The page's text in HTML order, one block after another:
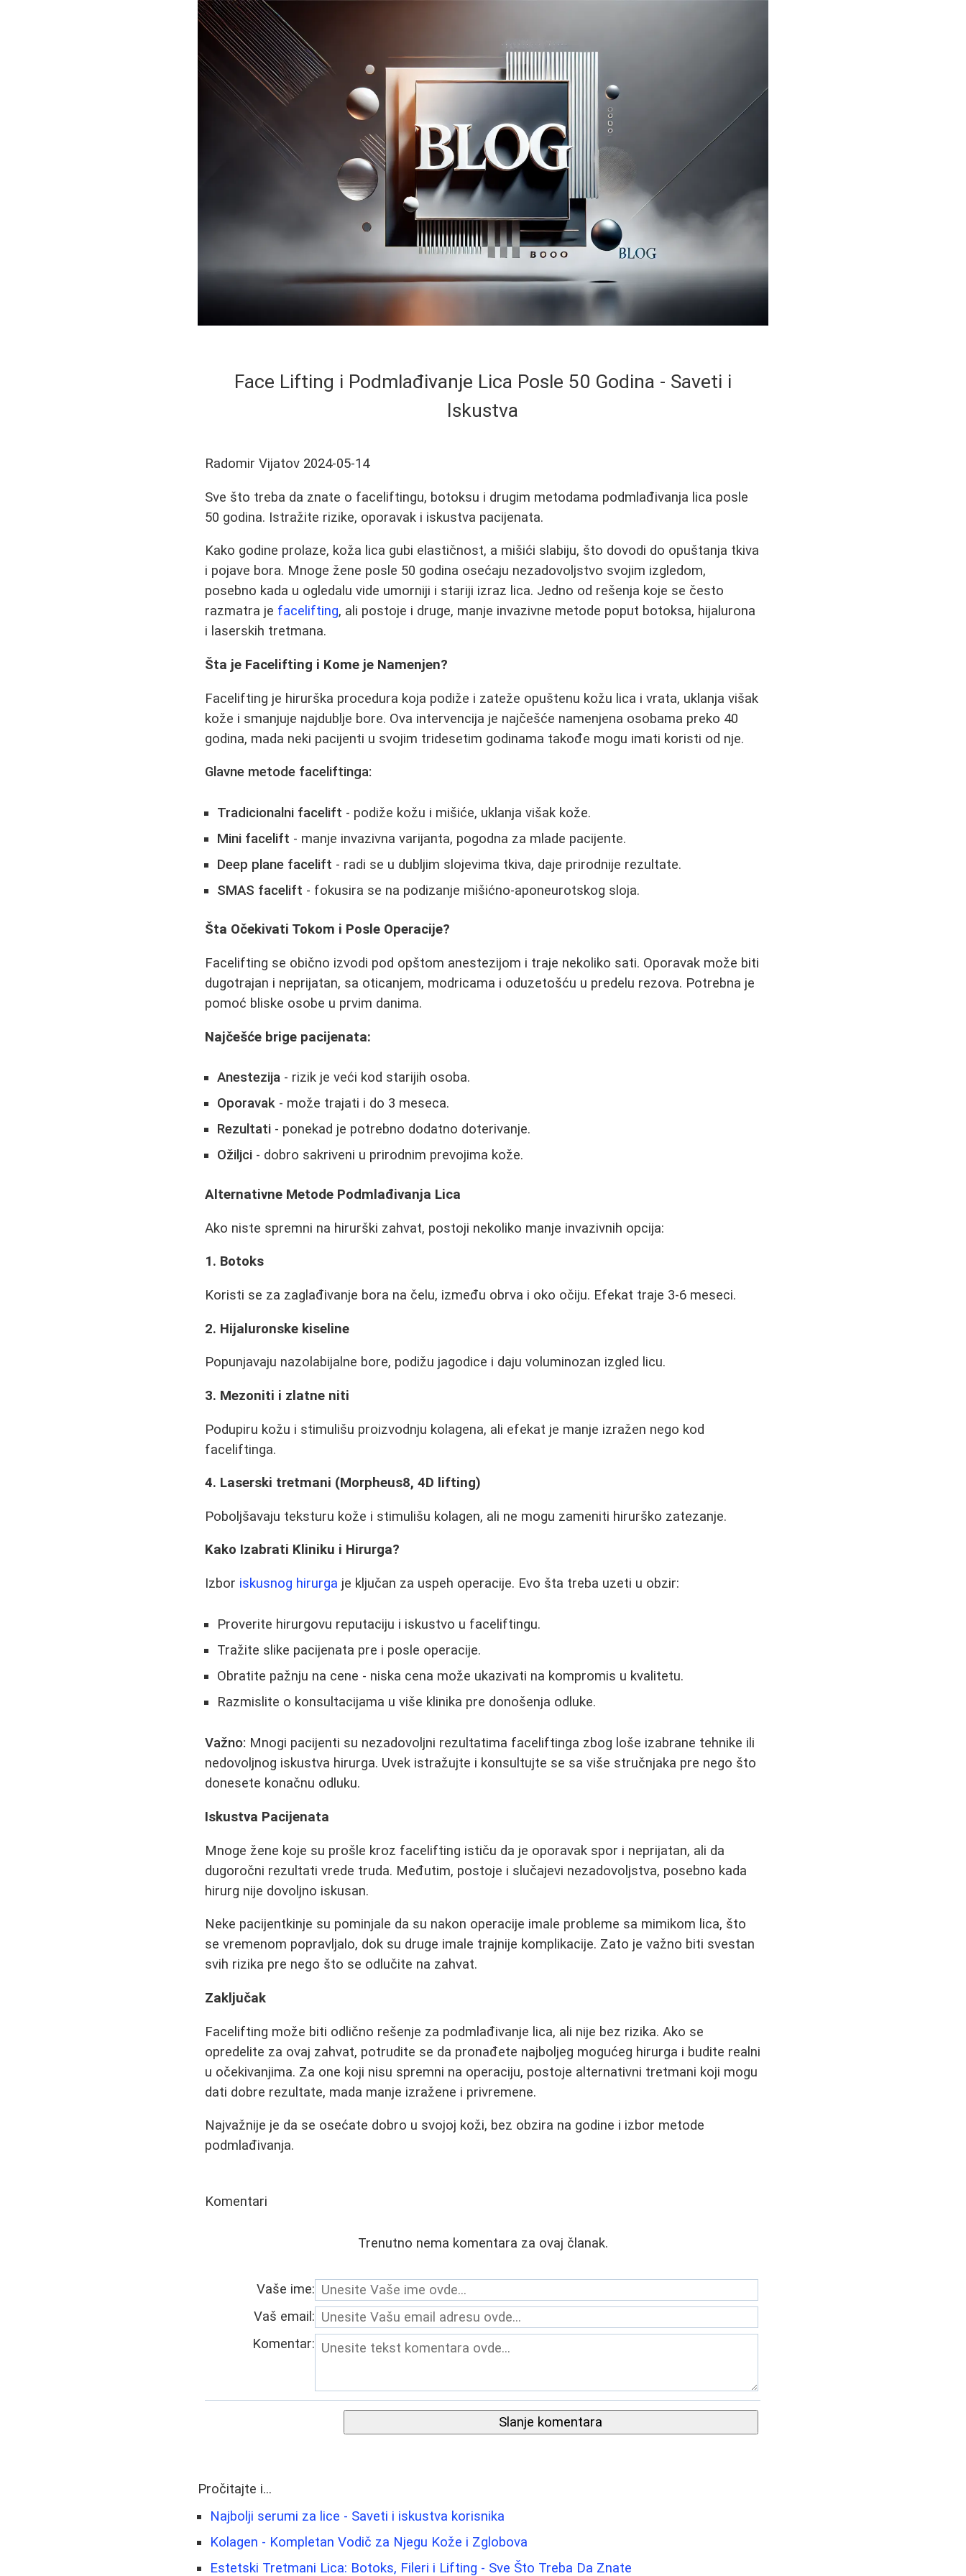
Face Lifting i Podmlađivanje Lica Posle 50 Godina - Saveti i
Iskustva
Radomir Vijatov 2024-05-14
Sve što treba da znate o faceliftingu, botoksu i drugim metodama podmlađivanja lica posle
50 godina. Istražite rizike, oporavak i iskustva pacijenata.
Kako godine prolaze, koža lica gubi elastičnost, a mišići slabiju, što dovodi do opuštanja tkiva
i pojave bora. Mnoge žene posle 50 godina osećaju nezadovoljstvo svojim izgledom,
posebno kada u ogledalu vide umorniji i stariji izraz lica. Jedno od rešenja koje se često
razmatra je facelifting, ali postoje i druge, manje invazivne metode poput botoksa, hijalurona
i laserskih tretmana.
Šta je Facelifting i Kome je Namenjen?
Facelifting je hirurška procedura koja podiže i zateže opuštenu kožu lica i vrata, uklanja višak
kože i smanjuje najdublje bore. Ova intervencija je najčešće namenjena osobama preko 40
godina, mada neki pacijenti u svojim tridesetim godinama takođe mogu imati koristi od nje.
Glavne metode faceliftinga:
Tradicionalni facelift - podiže kožu i mišiće, uklanja višak kože.
Mini facelift - manje invazivna varijanta, pogodna za mlade pacijente.
Deep plane facelift - radi se u dubljim slojevima tkiva, daje prirodnije rezultate.
SMAS facelift - fokusira se na podizanje mišićno-aponeurotskog sloja.
Šta Očekivati Tokom i Posle Operacije?
Facelifting se obično izvodi pod opštom anestezijom i traje nekoliko sati. Oporavak može biti
dugotrajan i neprijatan, sa oticanjem, modricama i oduzetošću u predelu rezova. Potrebna je
pomoć bliske osobe u prvim danima.
Najčešće brige pacijenata:
Anestezija - rizik je veći kod starijih osoba.
Oporavak - može trajati i do 3 meseca.
Rezultati - ponekad je potrebno dodatno doterivanje.
Ožiljci - dobro sakriveni u prirodnim prevojima kože.
Alternativne Metode Podmlađivanja Lica
Ako niste spremni na hirurški zahvat, postoji nekoliko manje invazivnih opcija:
1. Botoks
Koristi se za zaglađivanje bora na čelu, između obrva i oko očiju. Efekat traje 3-6 meseci.
2. Hijaluronske kiseline
Popunjavaju nazolabijalne bore, podižu jagodice i daju voluminozan izgled licu.
3. Mezoniti i zlatne niti
Podupiru kožu i stimulišu proizvodnju kolagena, ali efekat je manje izražen nego kod
faceliftinga.
4. Laserski tretmani (Morpheus8, 4D lifting)
Poboljšavaju teksturu kože i stimulišu kolagen, ali ne mogu zameniti hirurško zatezanje.
Kako Izabrati Kliniku i Hirurga?
Izbor iskusnog hirurga je ključan za uspeh operacije. Evo šta treba uzeti u obzir:
Proverite hirurgovu reputaciju i iskustvo u faceliftingu.
Tražite slike pacijenata pre i posle operacije.
Obratite pažnju na cene - niska cena može ukazivati na kompromis u kvalitetu.
Razmislite o konsultacijama u više klinika pre donošenja odluke.
Važno: Mnogi pacijenti su nezadovoljni rezultatima faceliftinga zbog loše izabrane tehnike ili
nedovoljnog iskustva hirurga. Uvek istražujte i konsultujte se sa više stručnjaka pre nego što
donesete konačnu odluku.
Iskustva Pacijenata
Mnoge žene koje su prošle kroz facelifting ističu da je oporavak spor i neprijatan, ali da
dugoročni rezultati vrede truda. Međutim, postoje i slučajevi nezadovoljstva, posebno kada
hirurg nije dovoljno iskusan.
Neke pacijentkinje su pominjale da su nakon operacije imale probleme sa mimikom lica, što
se vremenom popravljalo, dok su druge imale trajnije komplikacije. Zato je važno biti svestan
svih rizika pre nego što se odlučite na zahvat.
Zaključak
Facelifting može biti odlično rešenje za podmlađivanje lica, ali nije bez rizika. Ako se
opredelite za ovaj zahvat, potrudite se da pronađete najboljeg mogućeg hirurga i budite realni
u očekivanjima. Za one koji nisu spremni na operaciju, postoje alternativni tretmani koji mogu
dati dobre rezultate, mada manje izražene i privremene.
Najvažnije je da se osećate dobro u svojoj koži, bez obzira na godine i izbor metode
podmlađivanja.
Komentari
Trenutno nema komentara za ovaj članak.
Vaše ime:
Vaš email:
Komentar:
Slanje komentara
Pročitajte i...
Najbolji serumi za lice - Saveti i iskustva korisnika
Kolagen - Kompletan Vodič za Njegu Kože i Zglobova
Estetski Tretmani Lica: Botoks, Fileri i Lifting - Sve Što Treba Da Znate